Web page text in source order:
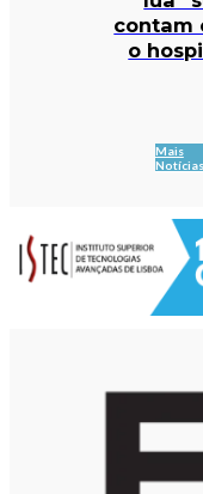
contam
o
Mais
Notícias